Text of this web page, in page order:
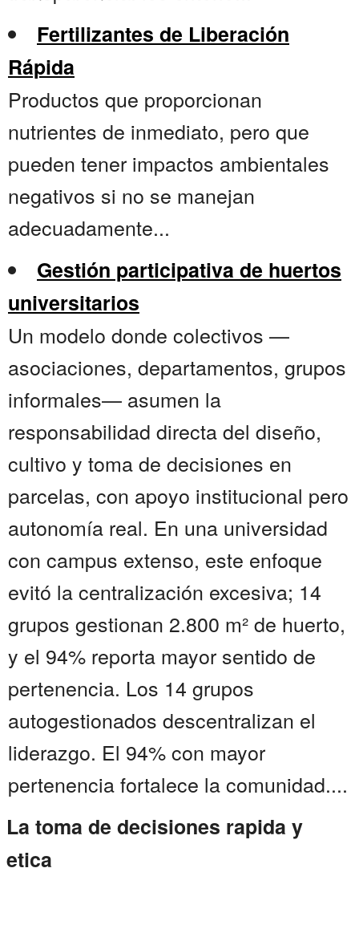
Fertilizantes de Liberación
Rápida
Productos que proporcionan
nutrientes de inmediato, pero que
pueden tener impactos ambientales
negativos si no se manejan
adecuadamente...
Gestión participativa de huertos
universitarios
Un modelo donde colectivos —
asociaciones, departamentos, grupos
informales— asumen la
responsabilidad directa del diseño,
cultivo y toma de decisiones en
parcelas, con apoyo institucional pero
autonomía real. En una universidad
con campus extenso, este enfoque
evitó la centralización excesiva; 14
grupos gestionan 2.800 m² de huerto,
y el 94% reporta mayor sentido de
pertenencia. Los 14 grupos
autogestionados descentralizan el
liderazgo. El 94% con mayor
pertenencia fortalece la comunidad....
La toma de decisiones rapida y
etica